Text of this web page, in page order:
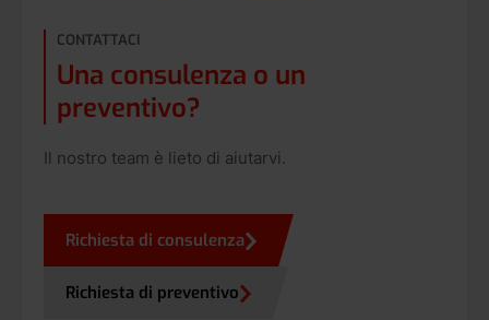
CONTATTACI
Una consulenza o un
preventivo?
Il nostro team è lieto di aiutarvi.
Richiesta di consulenza
Richiesta di preventivo